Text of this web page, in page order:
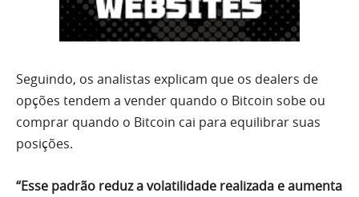
Seguindo, os analistas explicam que os dealers de
opções tendem a vender quando o Bitcoin sobe ou
comprar quando o Bitcoin cai para equilibrar suas
posições.
“Esse padrão reduz a volatilidade realizada e aumenta